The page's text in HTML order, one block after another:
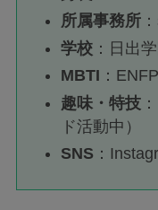
所属事務所
学校 ：日出
MBTI ：
趣味・特技
ド活動中）
SNS ：